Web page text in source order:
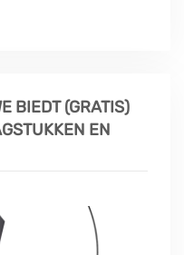
BIEDT (GRATIS)
EN